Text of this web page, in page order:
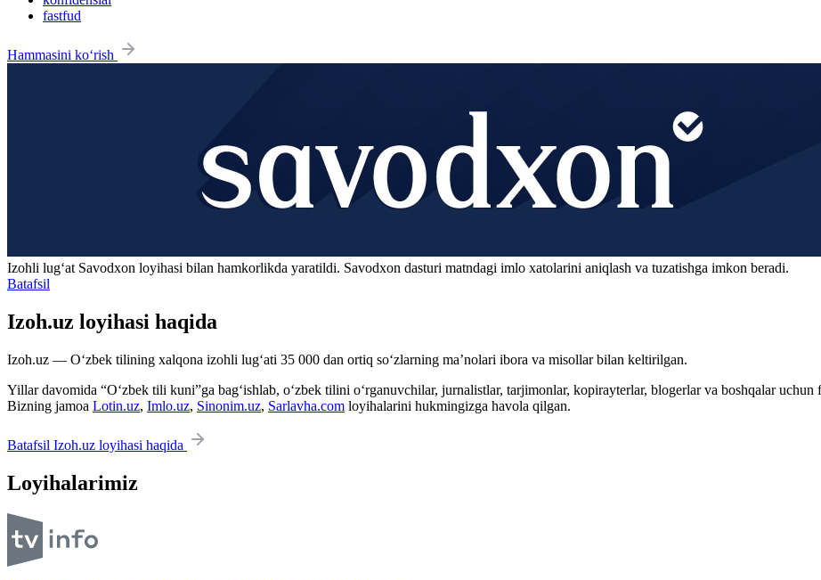
fastfud
Hammasini ko‘rish
Izohli lugʻat Savodxon loyihasi bilan hamkorlikda yaratildi. Savodxon dasturi matndagi imlo xatolarini aniqlash va tuzatishga imkon beradi.
Batafsil
Izoh.uz loyihasi haqida
Izoh.uz — O‘zbek tilining xalqona izohli lug‘ati 35 000 dan ortiq so‘zlarning ma’nolari ibora va misollar bilan keltirilgan.
Yillar davomida “O‘zbek tili kuni”ga bag‘ishlab, o‘zbek tilini o‘rganuvchilar, jurnalistlar, tarjimonlar, kopirayterlar, blogerlar va boshqalar
Bizning jamoa Lotin.uz, Imlo.uz, Sinonim.uz, Sarlavha.com loyihalarini hukmingizga havola qilgan.
Batafsil Izoh.uz loyihasi haqida
Loyihalarimiz